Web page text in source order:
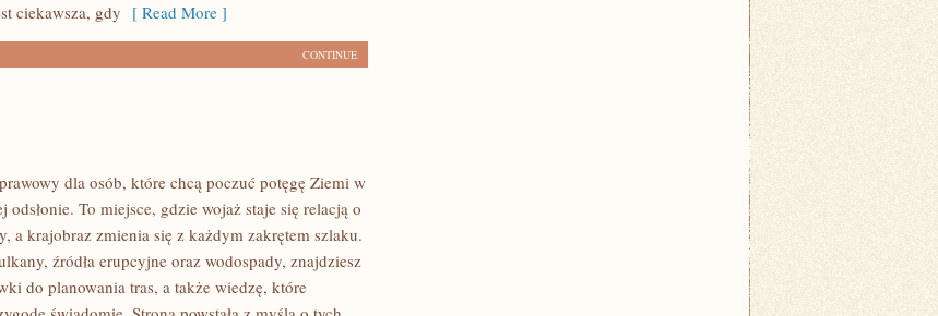
ciekawsza, gdy [ Read More ]
CONTINUE
dla osób, które chcą poczuć potęgę Ziemi w
odsłonie. To miejsce, gdzie wojaż staje się relacją o
a krajobraz zmienia się z każdym zakrętem szlaku.
źródła erupcyjne oraz wodospady, znajdziesz
do planowania tras, a także wiedzę, które